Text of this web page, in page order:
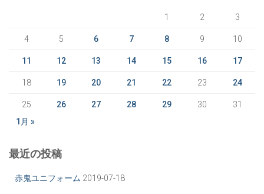
1 2 3
4 5 6 7 8 9 10
11 12 13 14 15 16 17
18 19 20 21 22 23 24
25 26 27 28 29 30
31
1月 »
最近の投稿
赤鬼ユニフォーム 2019-07-18